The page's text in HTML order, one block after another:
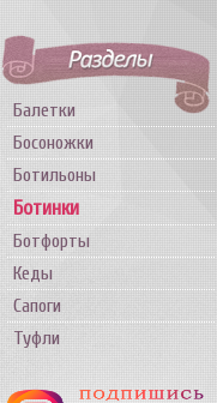
Балетки
Босоножки
Ботильоны
Ботинки
Ботфорты
Кеды
Сапоги
Туфли